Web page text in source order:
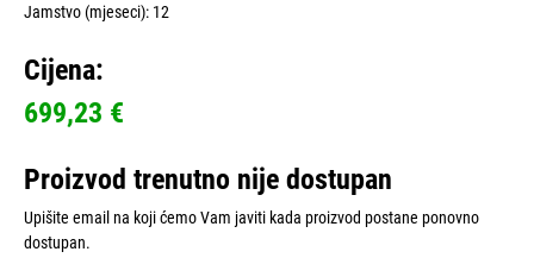
Jamstvo (mjeseci): 12
Cijena:
699,23 €
Proizvod trenutno nije dostupan
Upišite email na koji ćemo Vam javiti kada proizvod postane ponovno
dostupan.